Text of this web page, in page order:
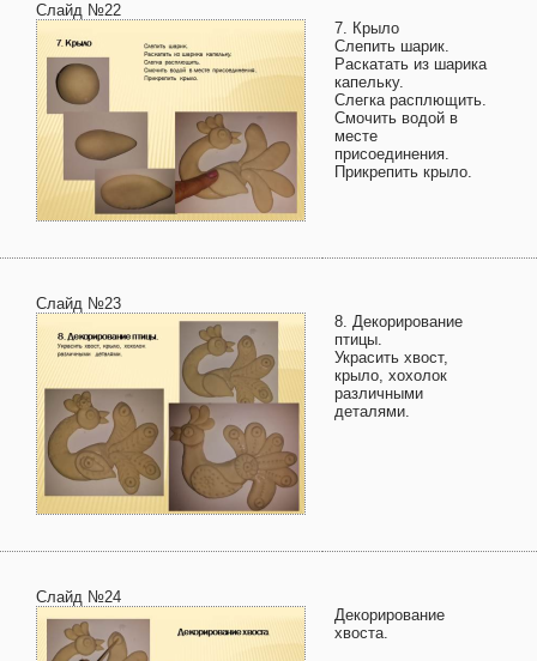
Слайд №22
7. Крыло
Слепить шарик.
Раскатать из шарика
капельку.
Слегка расплющить.
Смочить водой в
месте
присоединения.
Прикрепить крыло.
Слайд №23
8. Декорирование
птицы.
Украсить хвост,
крыло, хохолок
различными
деталями.
Слайд №24
Декорирование
хвоста.